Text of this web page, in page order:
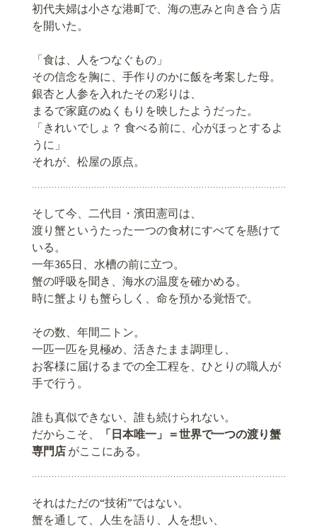
初代夫婦は小さな港町で、海の恵みと向き合う店
を開いた。
「食は、人をつなぐもの」
その信念を胸に、手作りのかに飯を考案した母。
銀杏と人参を入れたその彩りは、
まるで家庭のぬくもりを映したようだった。
「きれいでしょ？ 食べる前に、心がほっとするよ
うに」
それが、松屋の原点。
そして今、二代目・濱田憲司は、
渡り蟹というたった一つの食材にすべてを懸けて
いる。
一年365日、水槽の前に立つ。
蟹の呼吸を聞き、海水の温度を確かめる。
時に蟹よりも蟹らしく、命を預かる覚悟で。
その数、年間二トン。
一匹一匹を見極め、活きたまま調理し、
お客様に届けるまでの全工程を、ひとりの職人が
手で行う。
誰も真似できない、誰も続けられない。
だからこそ、
「日本唯一」＝世界で一つの渡り蟹
専門店 がここにある。
それはただの“技術”ではない。
蟹を通して、人生を語り、人を想い、